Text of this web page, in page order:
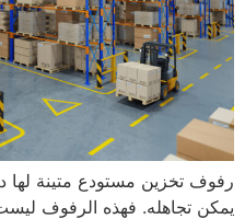
رفوف تخزين مستودع متينة لها
يمكن تجاهله. فهذه الرفوف